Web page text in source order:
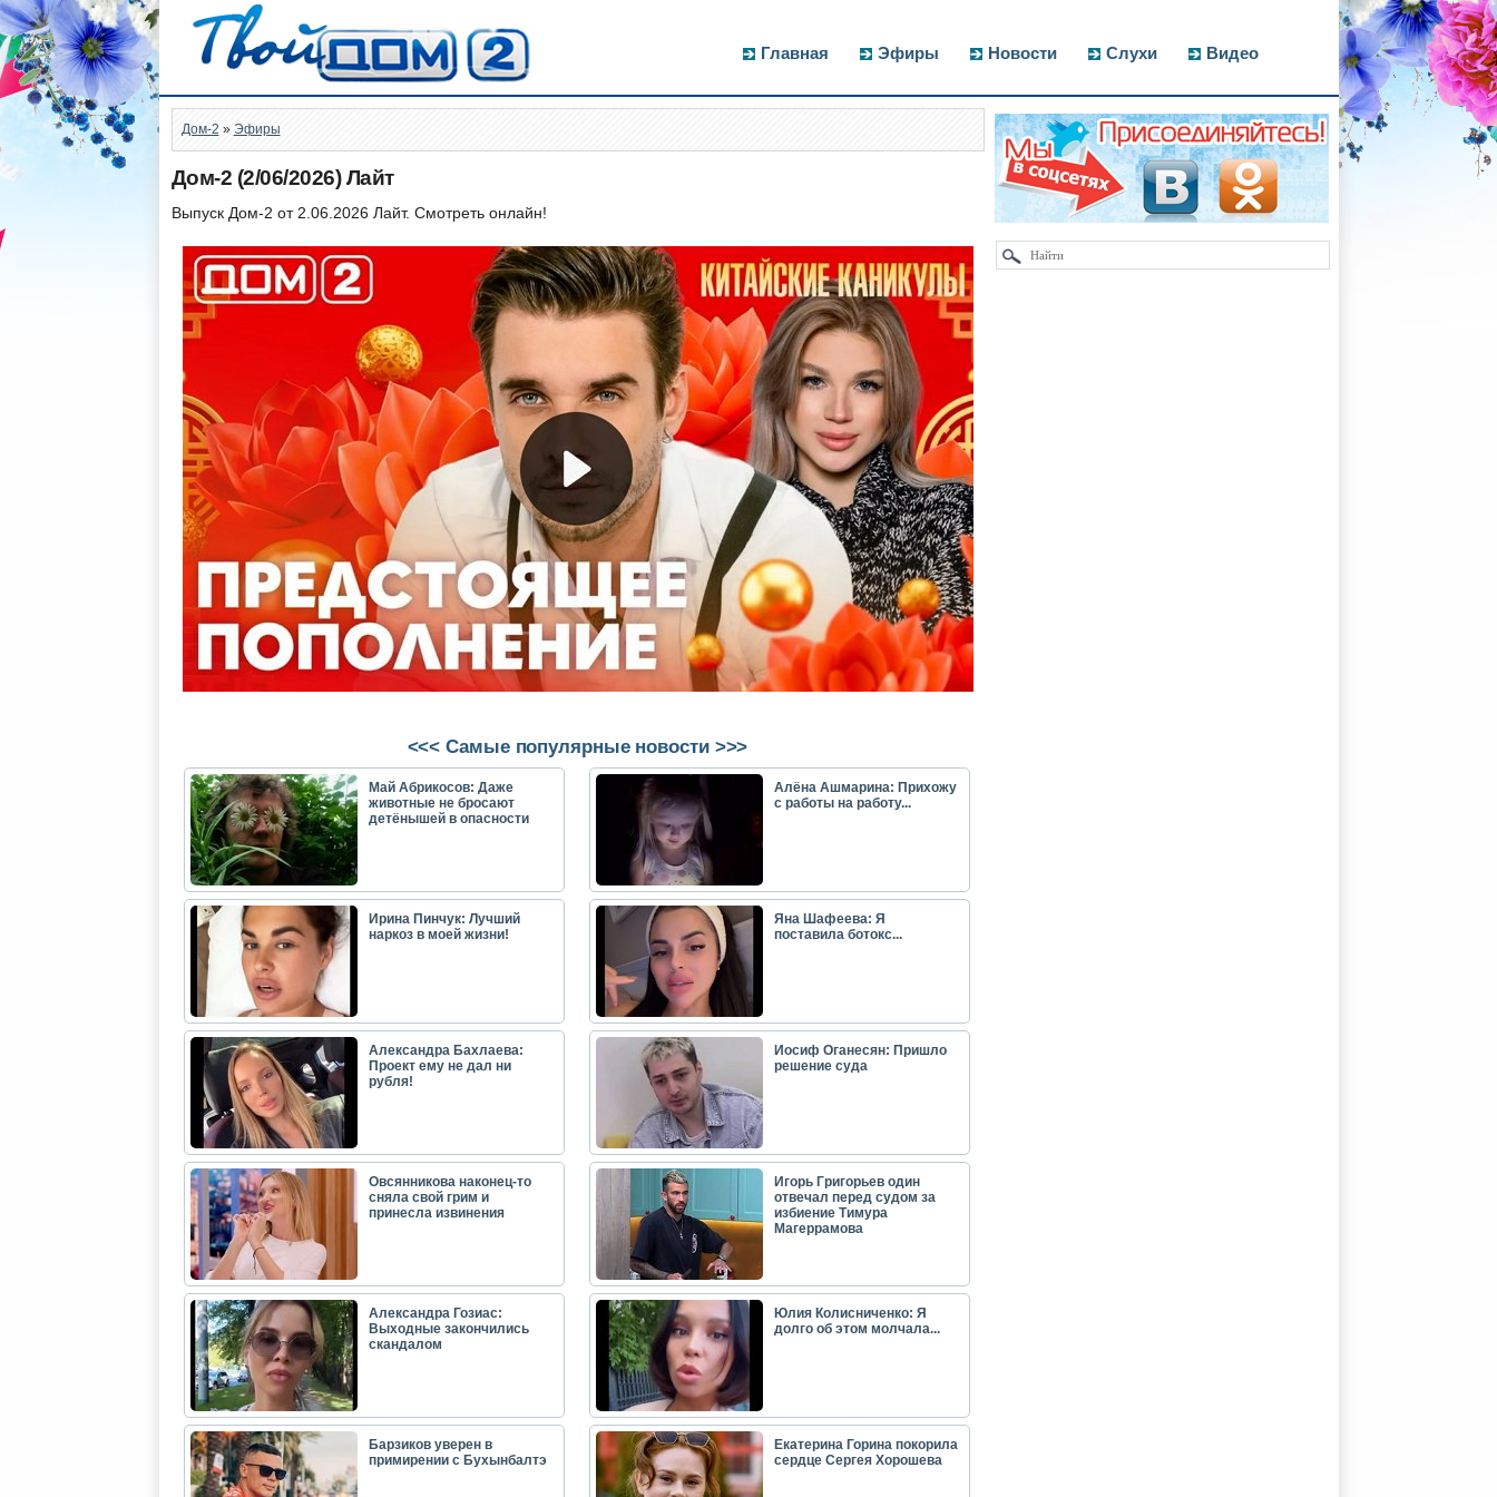
Главная Эфиры Новости Слухи Видео
Дом-2 » Эфиры
Дом-2 (2/06/2026) Лайт
Выпуск Дом-2 от 2.06.2026 Лайт. Смотреть онлайн!
<<< Самые популярные новости >>>
Май Абрикосов: Даже
животные не бросают
детёнышей в опасности
Алёна Ашмарина: Прихожу
с работы на работу...
Ирина Пинчук: Лучший
наркоз в моей жизни!
Яна Шафеева: Я
поставила ботокс...
Александра Бахлаева:
Проект ему не дал ни
рубля!
Иосиф Оганесян: Пришло
решение суда
Овсянникова наконец-то
сняла свой грим и
принесла извинения
Игорь Григорьев один
отвечал перед судом за
избиение Тимура
Магеррамова
Александра Гозиас:
Выходные закончились
скандалом
Юлия Колисниченко: Я
долго об этом молчала...
Барзиков уверен в
примирении с Бухынбалтэ
Екатерина Горина покорила
сердце Сергея Хорошева